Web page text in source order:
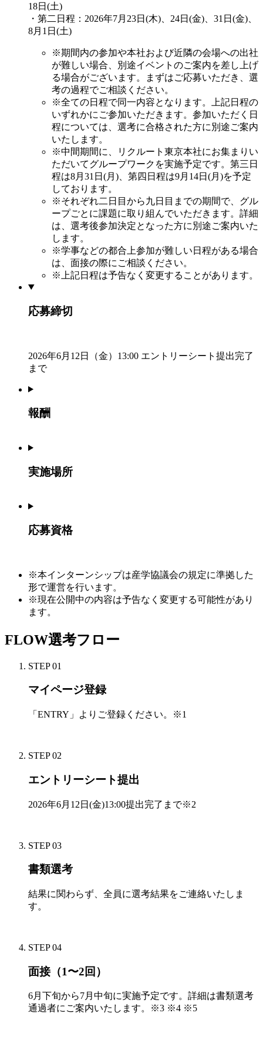
18日(土)
・第二日程：2026年7月23日(木)、24日(金)、31日(金)、
8月1日(土)
※期間内の参加や本社および近隣の会場への出社
が難しい場合、別途イベントのご案内を差し上げ
る場合がございます。まずはご応募いただき、選
考の過程でご相談ください。
※全ての日程で同一内容となります。上記日程の
いずれかにご参加いただきます。参加いただく日
程については、選考に合格された方に別途ご案内
いたします。
※中間期間に、リクルート東京本社にお集まりい
ただいてグループワークを実施予定です。第三日
程は8月31日(月)、第四日程は9月14日(月)を予定
しております。
※それぞれ二日目から九日目までの期間で、グル
ープごとに課題に取り組んでいただきます。詳細
は、選考後参加決定となった方に別途ご案内いた
します。
※学事などの都合上参加が難しい日程がある場合
は、面接の際にご相談ください。
※上記日程は予告なく変更することがあります。
応募締切
2026年6月12日（金）13:00 エントリーシート提出完了
まで
報酬
実施場所
応募資格
※本インターンシップは産学協議会の規定に準拠した
形で運営を行います。
※現在公開中の内容は予告なく変更する可能性があり
ます。
FLOW選考フロー
STEP 01
マイページ登録
「ENTRY」よりご登録ください。 ※1
STEP 02
エントリーシート提出
2026年6月12日(金)13:00提出完了まで※2
STEP 03
書類選考
結果に関わらず、全員に選考結果をご連絡いたしま
す。
STEP 04
面接（1〜2回）
6月下旬から7月中旬に実施予定です。詳細は書類選考
通過者にご案内いたします。
※3 ※4 ※5